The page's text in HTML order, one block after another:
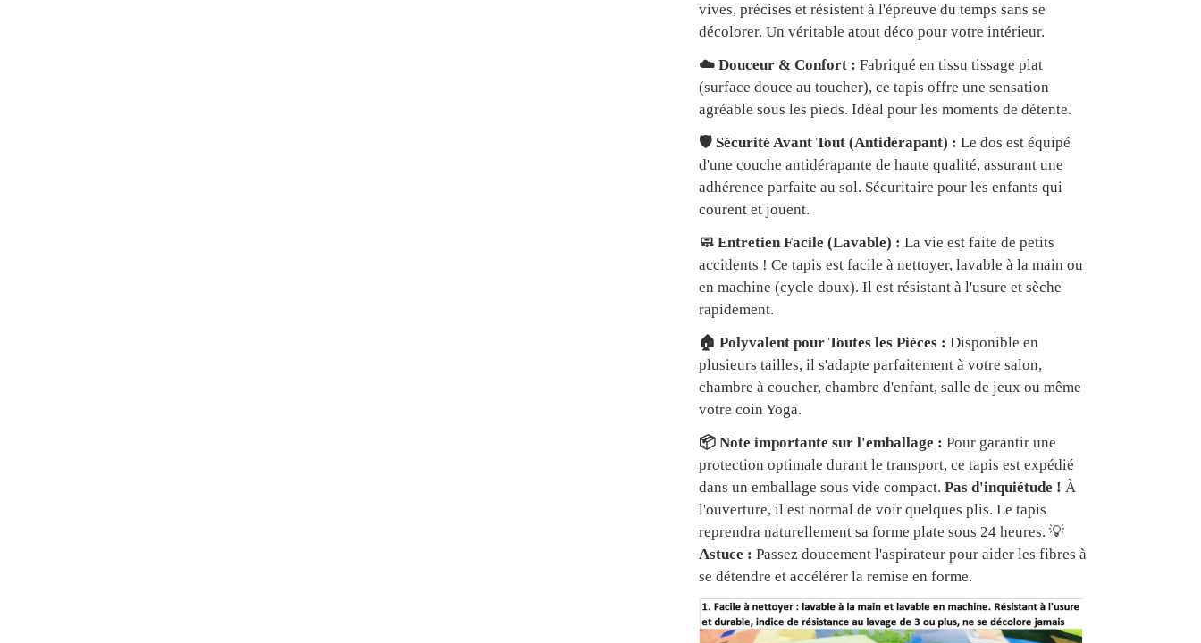
vives, précises et résistent à l'épreuve du temps sans se
décolorer. Un véritable atout déco pour votre intérieur.
☁️ Douceur & Confort : Fabriqué en tissu tissage plat
(surface douce au toucher), ce tapis offre une sensation
agréable sous les pieds. Idéal pour les moments de détente.
🛡️ Sécurité Avant Tout (Antidérapant) : Le dos est équipé
d'une couche antidérapante de haute qualité, assurant une
adhérence parfaite au sol. Sécuritaire pour les enfants qui
courent et jouent.
🧼 Entretien Facile (Lavable) : La vie est faite de petits
accidents ! Ce tapis est facile à nettoyer, lavable à la main ou
en machine (cycle doux). Il est résistant à l'usure et sèche
rapidement.
🏠 Polyvalent pour Toutes les Pièces : Disponible en
plusieurs tailles, il s'adapte parfaitement à votre salon,
chambre à coucher, chambre d'enfant, salle de jeux ou même
votre coin Yoga.
📦 Note importante sur l'emballage : Pour garantir une
protection optimale durant le transport, ce tapis est expédié
dans un emballage sous vide compact.Pas d'inquiétude ! À
l'ouverture, il est normal de voir quelques plis. Le tapis
reprendra naturellement sa forme plate sous 24 heures. 💡
Astuce : Passez doucement l'aspirateur pour aider les fibres à
se détendre et accélérer la remise en forme.